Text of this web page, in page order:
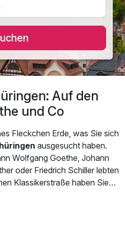
Auf den
und Co
Fleckchen Erde, was Sie sich
ausgesucht haben.
Wolfgang Goethe, Johann
oder Friedrich Schiller lebten
Klassikerstraße haben Sie